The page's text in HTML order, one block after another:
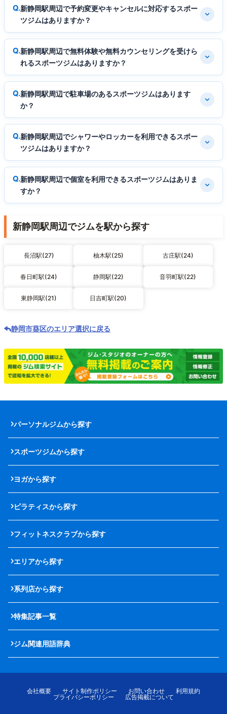
新静岡駅周辺で予約変更やキャンセルに対応するスポー
ツジムはありますか？
新静岡駅周辺で無料体験や無料カウンセリングを受けら
れるスポーツジムはありますか？
新静岡駅周辺で駐車場のあるスポーツジムはあります
か？
新静岡駅周辺でシャワーやロッカーを利用できるスポー
ツジムはありますか？
新静岡駅周辺で個室を利用できるスポーツジムはありま
すか？
新静岡駅周辺でジムを駅から探す
長沼駅(27) 柚木駅(25) 古庄駅(24)
春日町駅(24) 静岡駅(22) 音羽町駅(22)
東静岡駅(21) 日吉町駅(20)
静岡市葵区のエリア選択に戻る
パーソナルジムから探す
スポーツジムから探す
ヨガから探す
ピラティスから探す
フィットネスクラブから探す
エリアから探す
系列店から探す
特集記事一覧
ジム関連用語辞典
会社概要 サイト制作ポリシー お問い合わせ
利用規約
プライバシーポリシー
広告掲載について